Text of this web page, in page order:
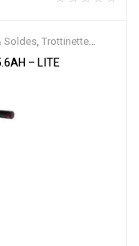
Soldes, Trottinette
– LITE